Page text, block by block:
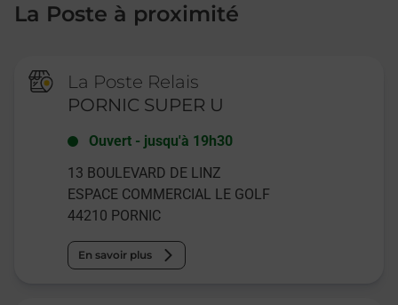
La Poste à proximité
La Poste Relais
PORNIC SUPER U
Ouvert - jusqu'à 19h30
13 BOULEVARD DE LINZ
ESPACE COMMERCIAL LE GOLF
44210 PORNIC
En savoir plus